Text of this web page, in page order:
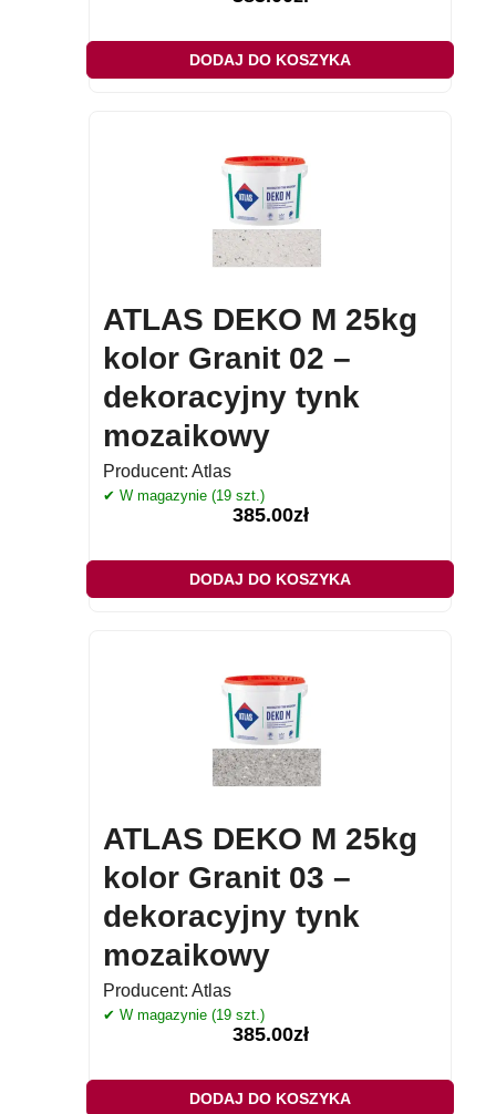
DODAJ DO KOSZYKA
ATLAS DEKO M 25kg
kolor Granit 02 –
dekoracyjny tynk
mozaikowy
Producent: Atlas
✔ W magazynie (19 szt.)
385.00zł
DODAJ DO KOSZYKA
ATLAS DEKO M 25kg
kolor Granit 03 –
dekoracyjny tynk
mozaikowy
Producent: Atlas
✔ W magazynie (19 szt.)
385.00zł
DODAJ DO KOSZYKA